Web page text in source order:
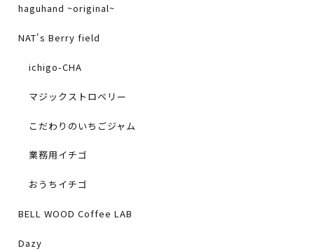
haguhand ~original~
NAT's Berry field
ichigo-CHA
マジックストロベリー
こだわりのいちごジャム
業務用イチゴ
おうちイチゴ
BELL WOOD Coffee LAB
Dazy